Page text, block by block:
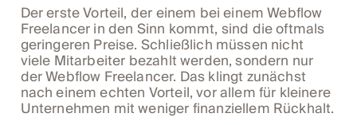
Der erste Vorteil, der einem bei einem Webflow
Freelancer in den Sinn kommt, sind die oftmals
geringeren Preise. Schließlich müssen nicht
viele Mitarbeiter bezahlt werden, sondern nur
der Webflow Freelancer. Das klingt zunächst
nach einem echten Vorteil, vor allem für kleinere
Unternehmen mit weniger finanziellem Rückhalt.